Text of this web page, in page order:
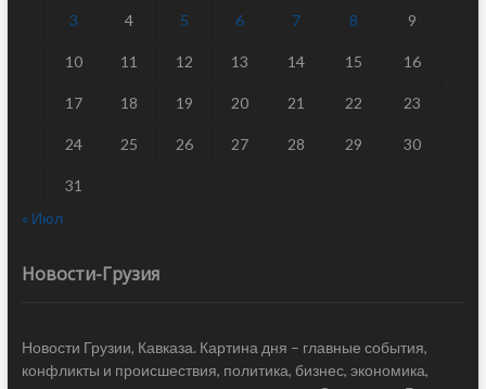
3 4 5 6 7 8 9
10 11 12 13 14 15 16
17 18 19 20 21 22 23
24 25 26 27 28 29 30
31
« Июл
Новости-Грузия
Новости Грузии, Кавказа. Картина дня – главные события,
конфликты и происшествия, политика, бизнес, экономика,